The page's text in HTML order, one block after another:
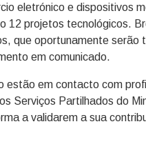
eletrónico e dispositivos
12 projetos tecnológicos.
que oportunamente serão
em comunicado.
estão em contacto com
Serviços Partilhados do
a validarem a sua